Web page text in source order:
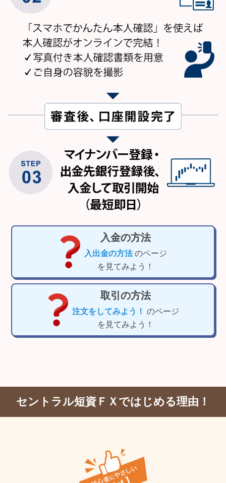
入金の方法
入出金の方法のページ
を見てみよう！
取引の方法
注文をしてみよう！ のページ
を見てみよう！
セントラル短資ＦＸではじめる理由！